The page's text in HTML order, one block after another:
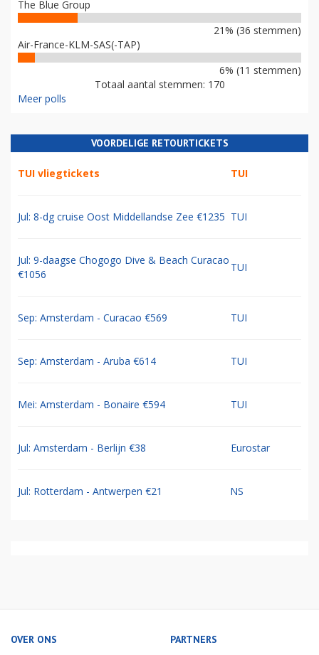
The Blue Group
21% (36 stemmen)
Air-France-KLM-SAS(-TAP)
6% (11 stemmen)
Totaal aantal stemmen: 170
Meer polls
VOORDELIGE RETOURTICKETS
TUI vliegtickets TUI
Jul: 8-dg cruise Oost Middellandse Zee €1235 TUI
Jul: 9-daagse Chogogo Dive & Beach Curacao
€1056
TUI
Sep: Amsterdam - Curacao €569 TUI
Sep: Amsterdam - Aruba €614 TUI
Mei: Amsterdam - Bonaire €594 TUI
Jul: Amsterdam - Berlijn €38 Eurostar
Jul: Rotterdam - Antwerpen €21 NS
OVER ONS PARTNERS